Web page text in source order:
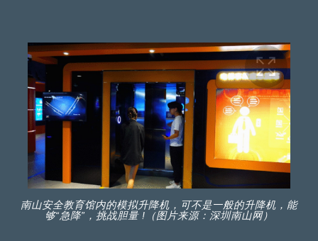
南山安全教育馆内的模拟升降机，可不是一般的升降机，能
够“急降”，挑战胆量 !（图片来源：深圳南山网）